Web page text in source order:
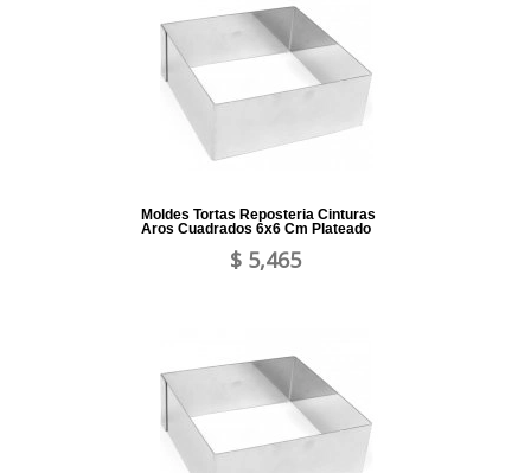
Moldes Tortas Reposteria Cinturas
Aros Cuadrados 6x6 Cm Plateado
$ 5,465